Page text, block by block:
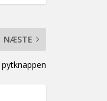
NÆSTE